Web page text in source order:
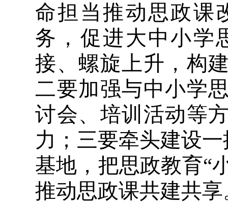
命担当推动思政课
务，促进大中小学
接、螺旋上升，构
二要加强与中小学
讨会、培训活动等
力；三要牵头建设
基地，把思政教育“
推动思政课共建共享